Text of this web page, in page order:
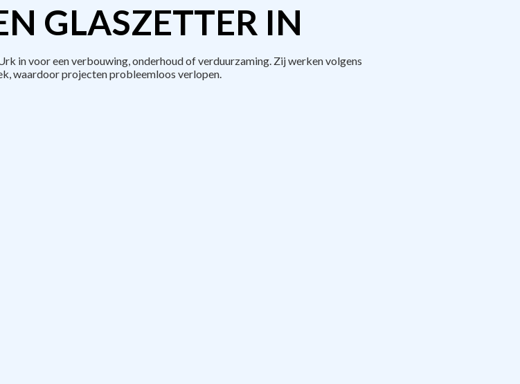
GLASZETTER IN
in voor een verbouwing, onderhoud of verduurzaming. Zij werken volgens
waardoor projecten probleemloos verlopen.